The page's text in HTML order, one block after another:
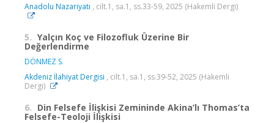
Anadolu Nazariyatı , cilt.1, sa.1, ss.33-59, 2025 (Hakemli Dergi)
5. Yalçın Koç ve Filozofluk Üzerine Bir
Değerlendirme
DÖNMEZ S.
Akdeniz İlahiyat Dergisi , cilt.1, sa.1, ss.39-52, 2025 (Hakemli
Dergi)
6. Din Felsefe İlişkisi Zemininde Akina’lı Thomas’ta
Felsefe-Teoloji İlişkisi